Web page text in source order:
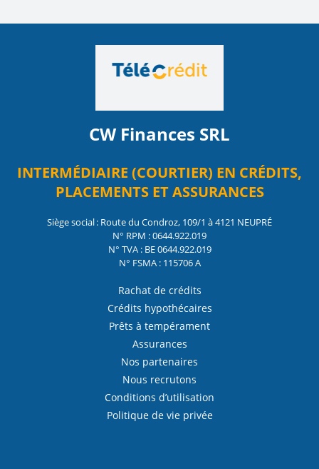
CW Finances SRL
INTERMÉDIAIRE (COURTIER) EN CRÉDITS,
PLACEMENTS ET ASSURANCES
Siège social : Route du Condroz, 109/1 à 4121 NEUPRÉ
N° RPM : 0644.922.019
N° TVA : BE 0644.922.019
N° FSMA : 115706 A
Rachat de crédits
Crédits hypothécaires
Prêts à tempérament
Assurances
Nos partenaires
Nous recrutons
Conditions d’utilisation
Politique de vie privée